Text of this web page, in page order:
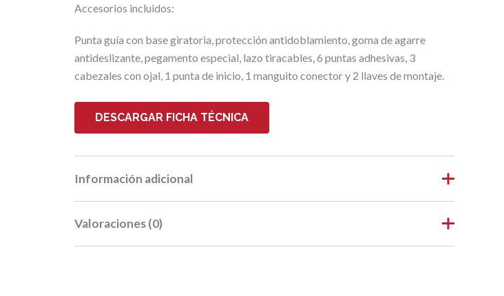
Accesorios incluidos:
Punta guía con base giratoria, protección antidoblamiento, goma de agarre
antideslizante, pegamento especial, lazo tiracables, 6 puntas adhesivas, 3
cabezales con ojal, 1 punta de inicio, 1 manguito conector y 2 llaves de montaje.
DESCARGAR FICHA TÉCNICA
Información adicional
Peso
Valoraciones (0)